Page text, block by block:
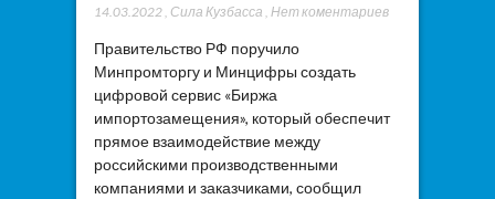
14.03.2022, Сила Кузбасса , Нет коментариев
Правительство РФ поручило
Минпромторгу и Минцифры создать
цифровой сервис «Биржа
импортозамещения», который обеспечит
прямое взаимодействие между
российскими производственными
компаниями и заказчиками, сообщил